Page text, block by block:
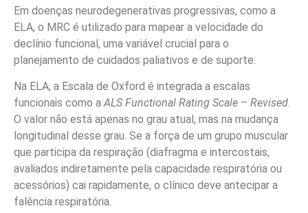
Em doenças neurodegenerativas progressivas, como a
ELA, o MRC é utilizado para mapear a velocidade do
declínio funcional, uma variável crucial para o
planejamento de cuidados paliativos e de suporte.
Na ELA, a Escala de Oxford é integrada a escalas
funcionais como aALS Functional Rating Scale – Revised.
O valor não está apenas no grau atual, mas na mudança
longitudinal desse grau. Se a força de um grupo muscular
que participa da respiração (diafragma e intercostais,
avaliados indiretamente pela capacidade respiratória ou
acessórios) cai rapidamente, o clínico deve antecipar a
falência respiratória.